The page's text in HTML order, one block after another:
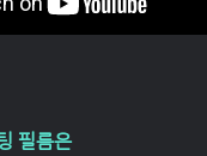
필름은